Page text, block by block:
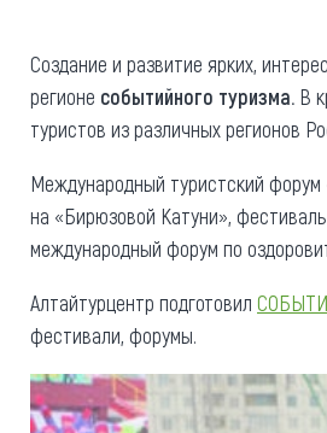
Что
Создание и развитие ярких,
регионе событийного туризма. В
туристов из различных регионов
Международный туристский форум
на «Бирюзовой Катуни»,
международный форум по
Алтайтурцентр подготовил
фестивали, форумы.